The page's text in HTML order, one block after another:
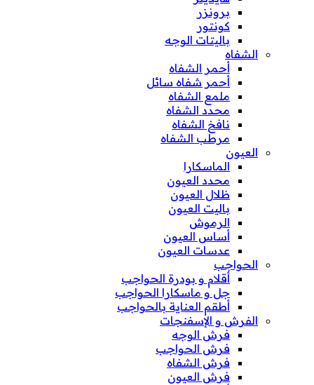
برونزر
كونتور
باليتات الوجه
الشفاه
أحمر الشفاه
أحمر شفاه سائل
ملمع الشفاه
محدد الشفاه
نافخ الشفاه
مرطب الشفاه
العيون
الماسكارا
محدد العيون
ظلال العيون
باليت العيون
الرموش
أساس العيون
عدسات العيون
الحواجب
أقلام و بودرة الحواجب
جل و ماسكارا الحواجب
أطقم العناية بالحواجب
الفرش و الإسفنجات
فرش الوجه
فرش الحواجب
فرش الشفاه
فرش العيون